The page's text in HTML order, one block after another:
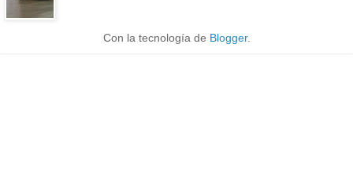
Con la tecnología de Blogger.